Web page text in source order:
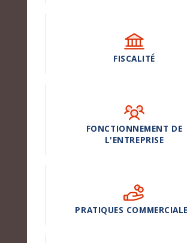
FISCALITÉ
FONCTIONNEMENT DE
L'ENTREPRISE
PRATIQUES